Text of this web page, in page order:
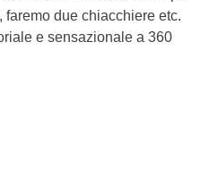
due chiacchiere etc.
e sensazionale a 360